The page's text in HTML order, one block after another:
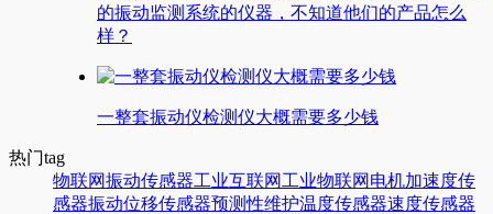
的振动监测系统的仪器，不知道他们的产品怎么
样？
一整套振动仪检测仪大概需要多少钱
热门tag
物联网振动传感器工业互联网 工业物联网 电机加速度传
感器振动位移传感器预测性维护温度传感器速度传感器